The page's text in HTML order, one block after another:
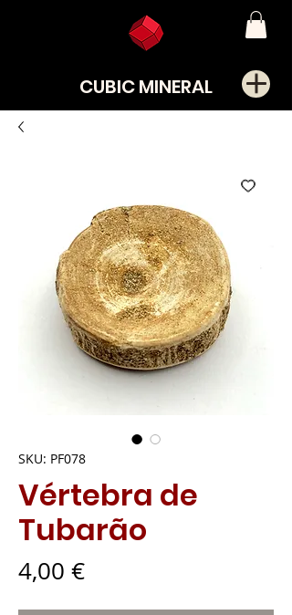
CUBIC MINERAL
SKU: PF078
Vértebra de
Tubarão
4,00 €Preço